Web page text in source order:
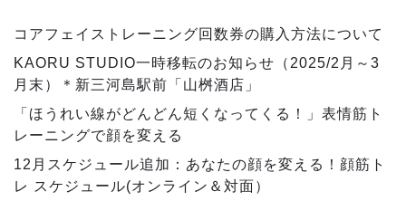
コアフェイストレーニング回数券の購入方法について
KAORU STUDIO一時移転のお知らせ（2025/2月～3
月末）＊新三河島駅前「山桝酒店」
「ほうれい線がどんどん短くなってくる！」表情筋ト
レーニングで顔を変える
12月スケジュール追加：あなたの顔を変える！顔筋ト
レ スケジュール(オンライン＆対面）